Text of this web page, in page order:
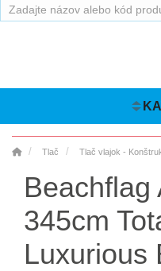
Tlač Tlač vlajok -
Beachflag
345cm
Luxurious